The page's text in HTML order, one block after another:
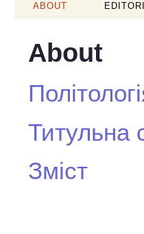
ABOUT
About
Титульна
Зміст